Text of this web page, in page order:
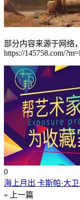
部分内容来源于网络
https://145758.com/
0
海上月出 卡斯帕·大
« 上一篇